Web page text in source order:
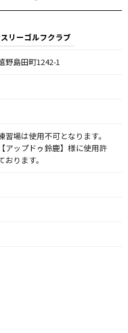
リーゴルフクラブ
野島田町1242-1
習場は使用不可となります。
アップドゥ鈴鹿】様に使用許
ります。